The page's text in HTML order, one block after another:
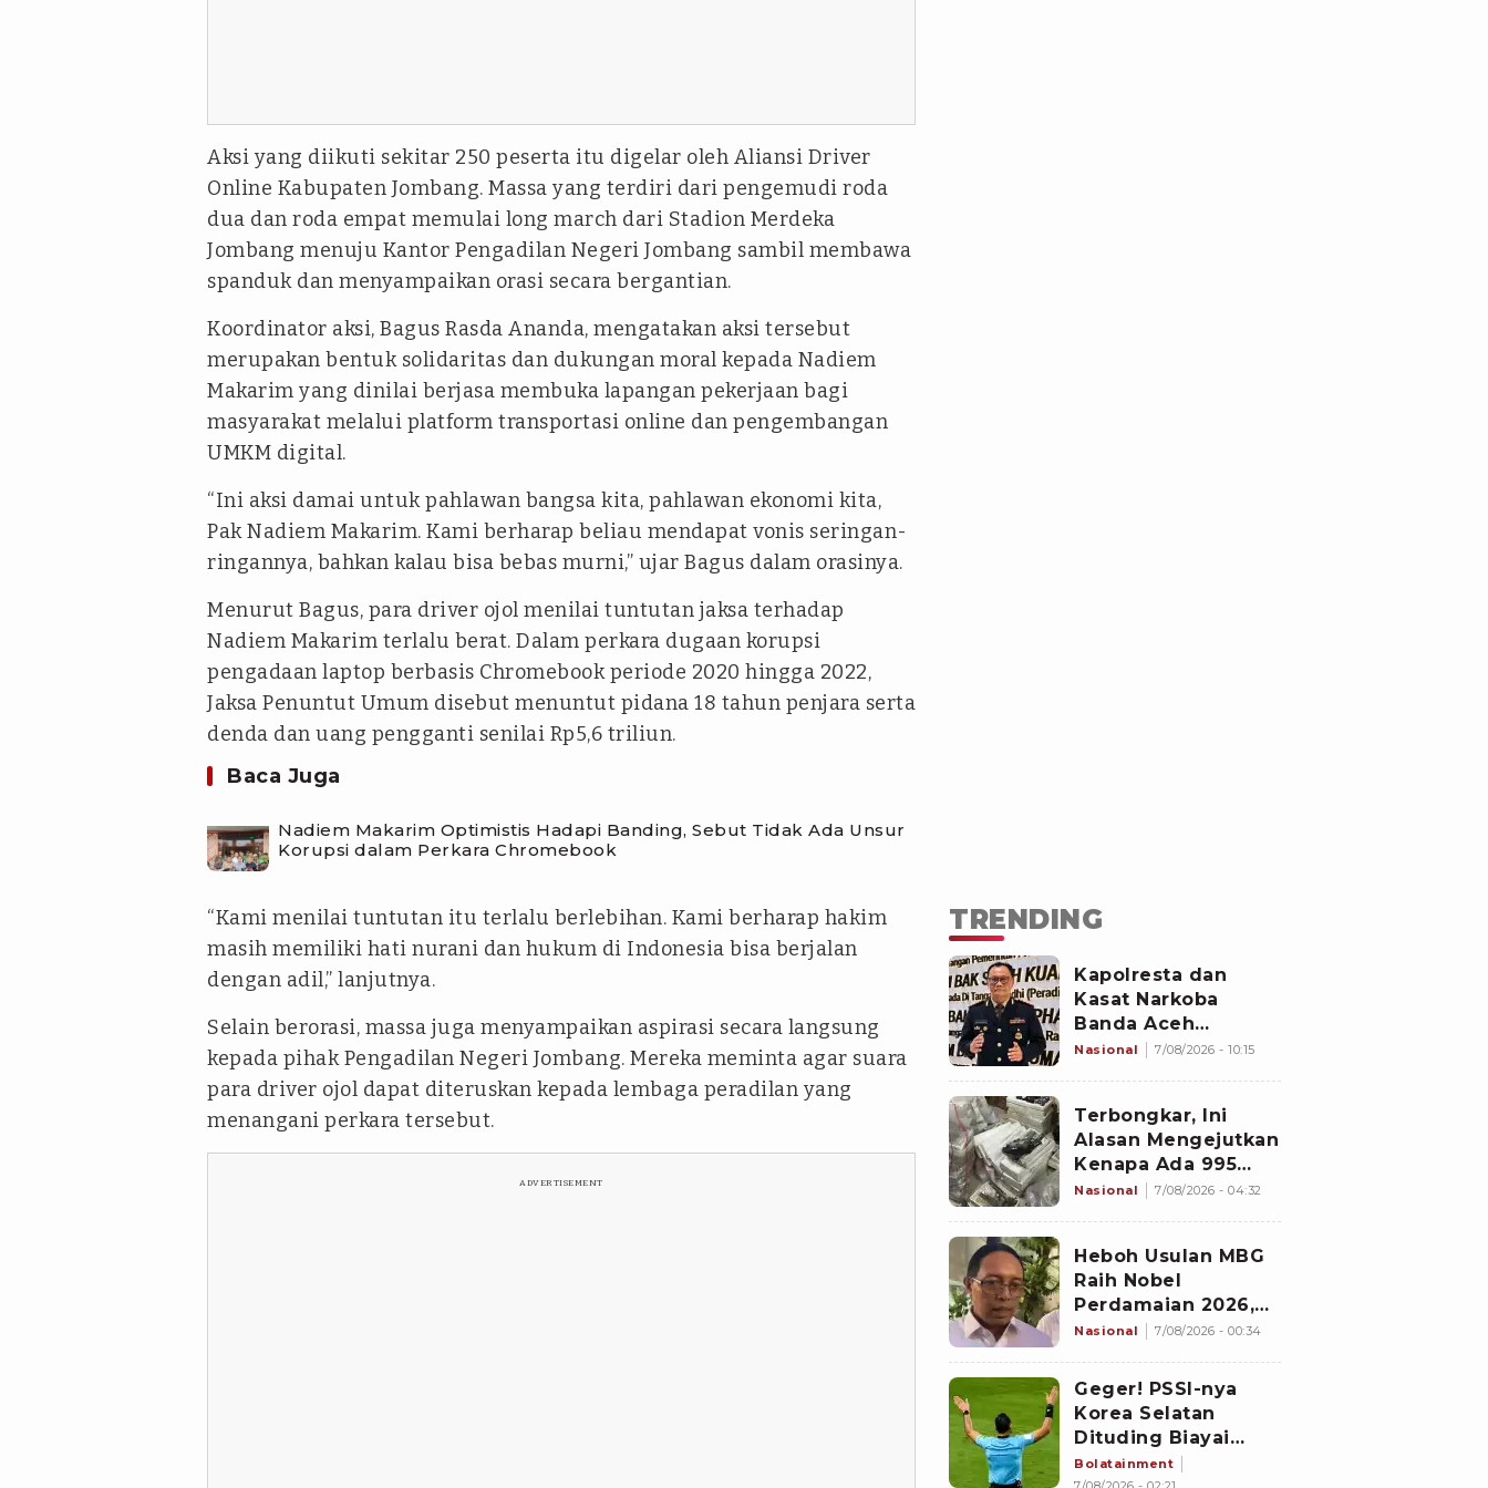
Aksi yang diikuti sekitar 250 peserta itu digelar oleh Aliansi Driver
Online Kabupaten Jombang. Massa yang terdiri dari pengemudi roda
dua dan roda empat memulai long march dari Stadion Merdeka
Jombang menuju Kantor Pengadilan Negeri Jombang sambil membawa
spanduk dan menyampaikan orasi secara bergantian.
Koordinator aksi, Bagus Rasda Ananda, mengatakan aksi tersebut
merupakan bentuk solidaritas dan dukungan moral kepada Nadiem
Makarim yang dinilai berjasa membuka lapangan pekerjaan bagi
masyarakat melalui platform transportasi online dan pengembangan
UMKM digital.
“Ini aksi damai untuk pahlawan bangsa kita, pahlawan ekonomi kita,
Pak Nadiem Makarim. Kami berharap beliau mendapat vonis seringan-
ringannya, bahkan kalau bisa bebas murni,” ujar Bagus dalam orasinya.
Menurut Bagus, para driver ojol menilai tuntutan jaksa terhadap
Nadiem Makarim terlalu berat. Dalam perkara dugaan korupsi
pengadaan laptop berbasis Chromebook periode 2020 hingga 2022,
Jaksa Penuntut Umum disebut menuntut pidana 18 tahun penjara serta
denda dan uang pengganti senilai Rp5,6 triliun.
Baca Juga
Nadiem Makarim Optimistis Hadapi Banding, Sebut Tidak Ada Unsur
Korupsi dalam Perkara Chromebook
“Kami menilai tuntutan itu terlalu berlebihan. Kami berharap hakim
masih memiliki hati nurani dan hukum di Indonesia bisa berjalan
dengan adil,” lanjutnya.
Selain berorasi, massa juga menyampaikan aspirasi secara langsung
kepada pihak Pengadilan Negeri Jombang. Mereka meminta agar suara
para driver ojol dapat diteruskan kepada lembaga peradilan yang
menangani perkara tersebut.
ADVERTISEMENT
TRENDING
Kapolresta dan
Kasat Narkoba
Banda Aceh
Diperiksa
Nasional 7/08/2026 - 10:15
Terbongkar, Ini
Alasan Mengejutkan
Kenapa Ada 995
Senjata di Dalam
Nasional 7/08/2026 - 04:32
Heboh Usulan MBG
Raih Nobel
Perdamaian 2026,
Istana Akhirnya
Nasional 7/08/2026 - 00:34
Geger! PSSI-nya
Korea Selatan
Dituding Biayai
Hiburan Seks untuk
Bolatainment